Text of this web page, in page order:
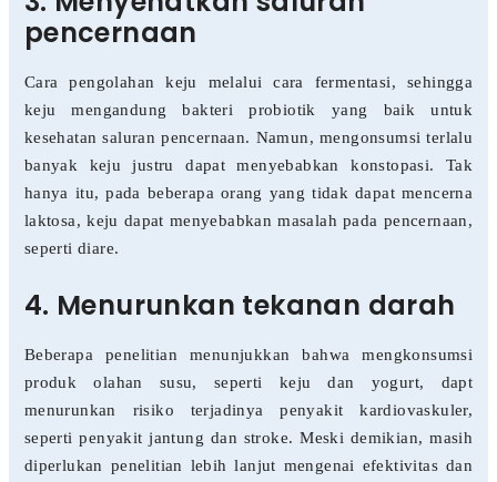
pencernaan
Cara pengolahan keju melalui cara fermentasi, sehingga
keju mengandung bakteri probiotik yang baik untuk
kesehatan saluran pencernaan. Namun, mengonsumsi terlalu
banyak keju justru dapat menyebabkan konstopasi. Tak
hanya itu, pada beberapa orang yang tidak dapat mencerna
laktosa, keju dapat menyebabkan masalah pada pencernaan,
seperti diare.
4. Menurunkan tekanan darah
Beberapa penelitian menunjukkan bahwa mengkonsumsi
produk olahan susu, seperti keju dan yogurt, dapt
menurunkan risiko terjadinya penyakit kardiovaskuler,
seperti penyakit jantung dan stroke. Meski demikian, masih
diperlukan penelitian lebih lanjut mengenai efektivitas dan